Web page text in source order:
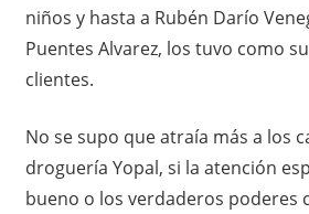
niños y hasta a Rubén Darío
Puentes Alvarez, los tuvo como
clientes.
No se supo que atraía más a los
droguería Yopal, si la atención
bueno o los verdaderos poderes